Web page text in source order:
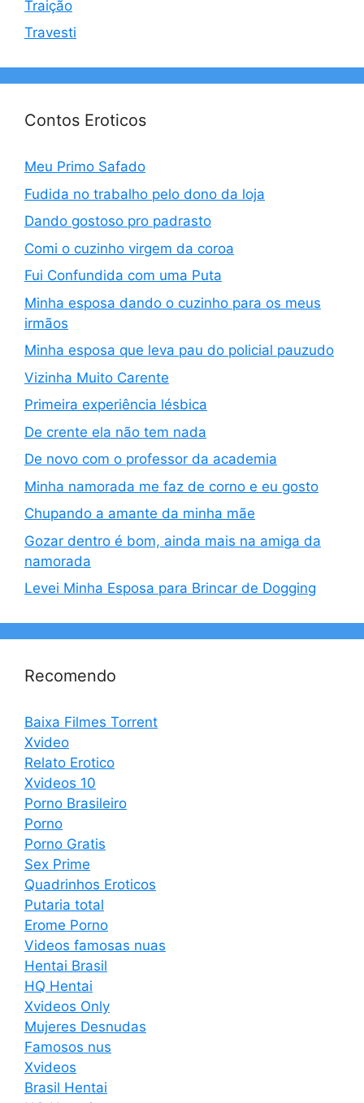
Traição
Travesti
Contos Eroticos
Meu Primo Safado
Fudida no trabalho pelo dono da loja
Dando gostoso pro padrasto
Comi o cuzinho virgem da coroa
Fui Confundida com uma Puta
Minha esposa dando o cuzinho para os meus
irmãos
Minha esposa que leva pau do policial pauzudo
Vizinha Muito Carente
Primeira experiência lésbica
De crente ela não tem nada
De novo com o professor da academia
Minha namorada me faz de corno e eu gosto
Chupando a amante da minha mãe
Gozar dentro é bom, ainda mais na amiga da
namorada
Levei Minha Esposa para Brincar de Dogging
Recomendo
Baixa Filmes Torrent
Xvideo
Relato Erotico
Xvideos 10
Porno Brasileiro
Porno
Porno Gratis
Sex Prime
Quadrinhos Eroticos
Putaria total
Erome Porno
Videos famosas nuas
Hentai Brasil
HQ Hentai
Xvideos Only
Mujeres Desnudas
Famosos nus
Xvideos
Brasil Hentai